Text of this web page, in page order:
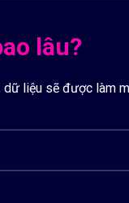
lâu?
liệu sẽ được làm